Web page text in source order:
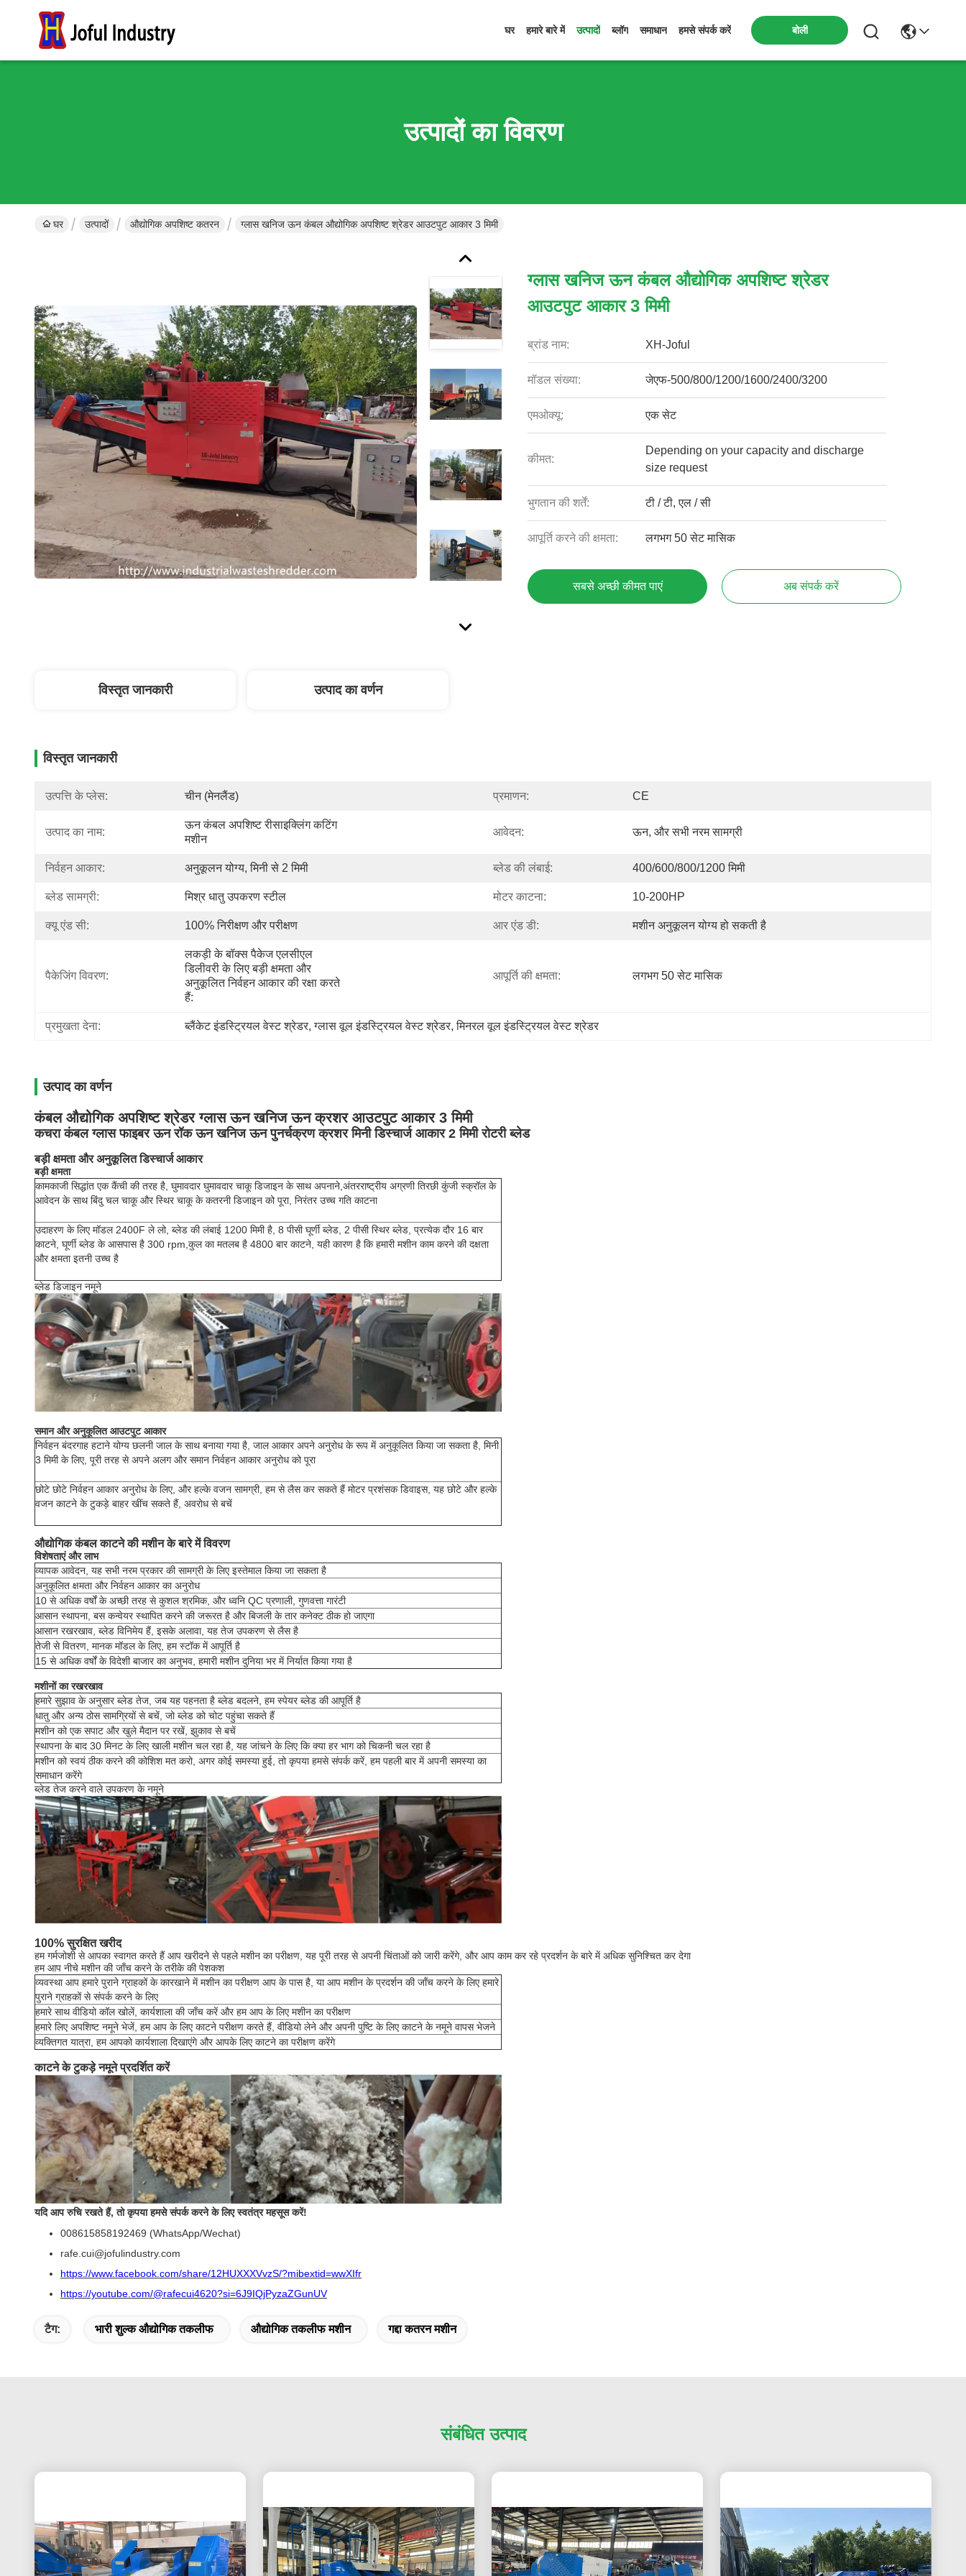
घर हमारे बारे में उत्पादों ब्लॉग समाधान हमसे संपर्क करें बोली
उत्पादों का विवरण
घर उत्पादों औद्योगिक अपशिष्ट कतरन ग्लास खनिज ऊन कंबल औद्योगिक अपशिष्ट श्रेडर आउटपुट आकार 3 मिमी
ग्लास खनिज ऊन कंबल औद्योगिक अपशिष्ट श्रेडर
आउटपुट आकार 3 मिमी
ब्रांड नाम: XH-Joful
मॉडल संख्या: जेएफ-500/800/1200/1600/2400/3200
एमओक्यू: एक सेट
कीमत:
Depending on your capacity and discharge
size request
भुगतान की शर्तें: टी / टी, एल / सी
आपूर्ति करने की क्षमता: लगभग 50 सेट मासिक
सबसे अच्छी कीमत पाएं अब संपर्क करें
विस्तृत जानकारी उत्पाद का वर्णन
विस्तृत जानकारी
उत्पत्ति के प्लेस: चीन (मेनलैंड) प्रमाणन: CE
उत्पाद का नाम:
ऊन कंबल अपशिष्ट रीसाइक्लिंग कटिंग
मशीन
आवेदन: ऊन, और सभी नरम सामग्री
निर्वहन आकार: अनुकूलन योग्य, मिनी से 2 मिमी ब्लेड की लंबाई: 400/600/800/1200 मिमी
ब्लेड सामग्री: मिश्र धातु उपकरण स्टील मोटर काटना: 10-200HP
क्यू एंड सी: 100% निरीक्षण और परीक्षण आर एंड डी: मशीन अनुकूलन योग्य हो सकती है
पैकेजिंग विवरण:
लकड़ी के बॉक्स पैकेज एलसीएल
डिलीवरी के लिए बड़ी क्षमता और
अनुकूलित निर्वहन आकार की रक्षा करते
हैं:
आपूर्ति की क्षमता: लगभग 50 सेट मासिक
प्रमुखता देना: ब्लैंकेट इंडस्ट्रियल वेस्ट श्रेडर, ग्लास वूल इंडस्ट्रियल वेस्ट श्रेडर, मिनरल वूल इंडस्ट्रियल वेस्ट श्रेडर
उत्पाद का वर्णन
कंबल औद्योगिक अपशिष्ट श्रेडर ग्लास ऊन खनिज ऊन क्रशर आउटपुट आकार 3 मिमी
कचरा कंबल ग्लास फाइबर ऊन रॉक ऊन खनिज ऊन पुनर्चक्रण क्रशर मिनी डिस्चार्ज आकार 2 मिमी रोटरी ब्लेड
बड़ी क्षमता और अनुकूलित डिस्चार्ज आकार
बड़ी क्षमता
कामकाजी सिद्धांत एक कैंची की तरह है, घुमावदार घुमावदार चाकू डिजाइन के साथ अपनाने,अंतरराष्ट्रीय अग्रणी तिरछी कुंजी स्क्रॉल के
आवेदन के साथ बिंदु चल चाकू और स्थिर चाकू के कतरनी डिजाइन को पूरा, निरंतर उच्च गति काटना
उदाहरण के लिए मॉडल 2400F ले लो, ब्लेड की लंबाई 1200 मिमी है, 8 पीसी घूर्णी ब्लेड, 2 पीसी स्थिर ब्लेड, प्रत्येक दौर 16 बार
काटने, घूर्णी ब्लेड के आसपास है 300 rpm,कुल का मतलब है 4800 बार काटने, यही कारण है कि हमारी मशीन काम करने की दक्षता
और क्षमता इतनी उच्च है
ब्लेड डिजाइन नमूने
समान और अनुकूलित आउटपुट आकार
निर्वहन बंदरगाह हटाने योग्य छलनी जाल के साथ बनाया गया है, जाल आकार अपने अनुरोध के रूप में अनुकूलित किया जा सकता है, मिनी
3 मिमी के लिए, पूरी तरह से अपने अलग और समान निर्वहन आकार अनुरोध को पूरा
छोटे छोटे निर्वहन आकार अनुरोध के लिए, और हल्के वजन सामग्री, हम से लैस कर सकते हैं मोटर प्रशंसक डिवाइस, यह छोटे और हल्के
वजन काटने के टुकड़े बाहर खींच सकते हैं, अवरोध से बचें
औद्योगिक कंबल काटने की मशीन के बारे में विवरण
विशेषताएं और लाभ
व्यापक आवेदन, यह सभी नरम प्रकार की सामग्री के लिए इस्तेमाल किया जा सकता है
अनुकूलित क्षमता और निर्वहन आकार का अनुरोध
10 से अधिक वर्षों के अच्छी तरह से कुशल श्रमिक, और ध्वनि QC प्रणाली, गुणवत्ता गारंटी
आसान स्थापना, बस कन्वेयर स्थापित करने की जरूरत है और बिजली के तार कनेक्ट ठीक हो जाएगा
आसान रखरखाव, ब्लेड विनिमेय हैं, इसके अलावा, यह तेज उपकरण से लैस है
तेजी से वितरण, मानक मॉडल के लिए, हम स्टॉक में आपूर्ति है
15 से अधिक वर्षों के विदेशी बाजार का अनुभव, हमारी मशीन दुनिया भर में निर्यात किया गया है
मशीनों का रखरखाव
हमारे सुझाव के अनुसार ब्लेड तेज, जब यह पहनता है ब्लेड बदलने, हम स्पेयर ब्लेड की आपूर्ति है
धातु और अन्य ठोस सामग्रियों से बचें, जो ब्लेड को चोट पहुंचा सकते हैं
मशीन को एक सपाट और खुले मैदान पर रखें, झुकाव से बचें
स्थापना के बाद 30 मिनट के लिए खाली मशीन चल रहा है, यह जांचने के लिए कि क्या हर भाग को चिकनी चल रहा है
मशीन को स्वयं ठीक करने की कोशिश मत करो, अगर कोई समस्या हुई, तो कृपया हमसे संपर्क करें, हम पहली बार में अपनी समस्या का
समाधान करेंगे
ब्लेड तेज करने वाले उपकरण के नमूने
100% सुरक्षित खरीद
हम गर्मजोशी से आपका स्वागत करते हैं आप खरीदने से पहले मशीन का परीक्षण, यह पूरी तरह से अपनी चिंताओं को जारी करेंगे, और आप काम कर रहे प्रदर्शन के बारे में अधिक सुनिश्चित कर देगा
हम आप नीचे मशीन की जाँच करने के तरीके की पेशकश
व्यवस्था आप हमारे पुराने ग्राहकों के कारखाने में मशीन का परीक्षण आप के पास है, या आप मशीन के प्रदर्शन की जाँच करने के लिए हमारे
पुराने ग्राहकों से संपर्क करने के लिए
हमारे साथ वीडियो कॉल खोलें, कार्यशाला की जाँच करें और हम आप के लिए मशीन का परीक्षण
हमारे लिए अपशिष्ट नमूने भेजें, हम आप के लिए काटने परीक्षण करते हैं, वीडियो लेने और अपनी पुष्टि के लिए काटने के नमूने वापस भेजने
व्यक्तिगत यात्रा, हम आपको कार्यशाला दिखाएंगे और आपके लिए काटने का परीक्षण करेंगे
काटने के टुकड़े नमूने प्रदर्शित करें
यदि आप रुचि रखते हैं, तो कृपया हमसे संपर्क करने के लिए स्वतंत्र महसूस करें!
008615858192469 (WhatsApp/Wechat)
rafe.cui@jofulindustry.com
https://www.facebook.com/share/12HUXXXVvzS/?mibextid=wwXIfr
https://youtube.com/@rafecui4620?si=6J9IQjPyzaZGunUV
टैग: भारी शुल्क औद्योगिक तकलीफ औद्योगिक तकलीफ मशीन गद्दा कतरन मशीन
संबंधित उत्पाद